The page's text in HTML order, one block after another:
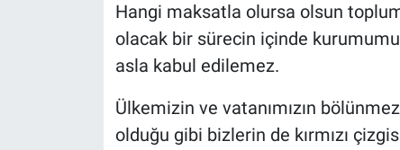
Hangi maksatla olursa olsun
olacak bir sürecin içinde
asla kabul edilemez.
Ülkemizin ve vatanımızın
olduğu gibi bizlerin de kırmızı